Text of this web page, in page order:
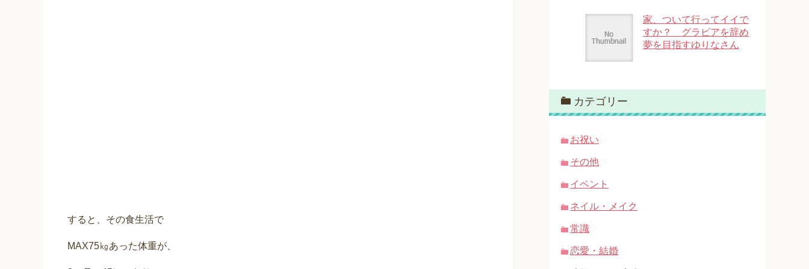
すると、その食生活で
MAX75㎏あった体重が、
家、ついて行ってイイで
すか？ グラビアを辞め
夢を目指すゆりなさん
カテゴリー
お祝い
その他
イベント
ネイル・メイク
常識
恋愛・結婚